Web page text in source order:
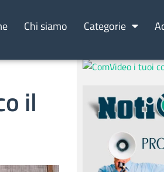
Chi siamo Categorie
il